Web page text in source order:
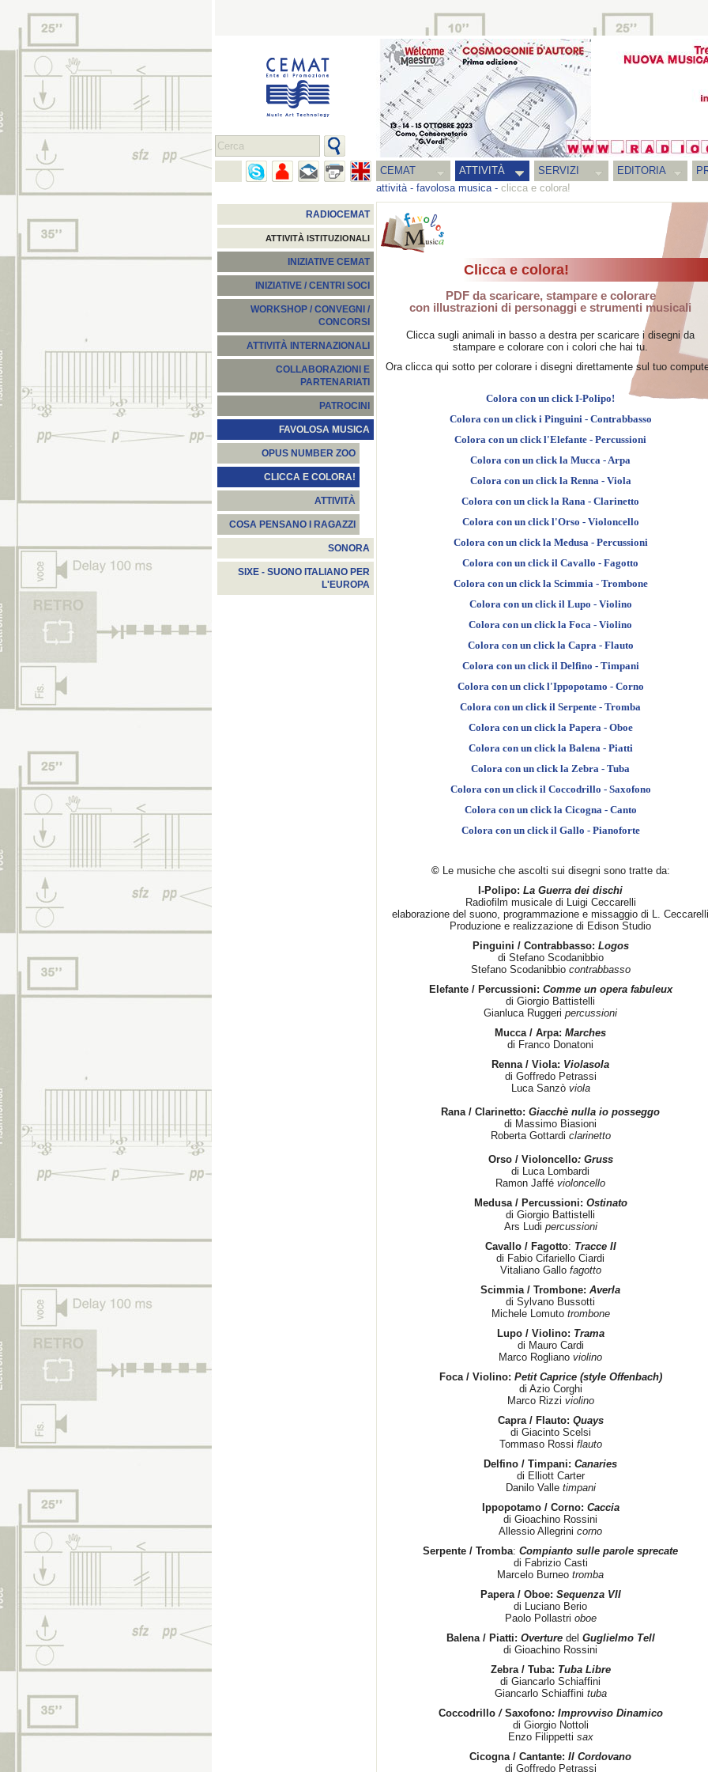
CEMAT ATTIVITÀ SERVIZI EDITORIA
attività- favolosa musica- clicca e colora!
RADIOCEMAT
ATTIVITÀ ISTITUZIONALI
INIZIATIVE CEMAT
INIZIATIVE / CENTRI SOCI
WORKSHOP / CONVEGNI /
CONCORSI
ATTIVITÀ INTERNAZIONALI
COLLABORAZIONI E
PARTENARIATI
PATROCINI
FAVOLOSA MUSICA
OPUS NUMBER ZOO
CLICCA E COLORA!
ATTIVITÀ
COSA PENSANO I RAGAZZI
SONORA
SIXE - SUONO ITALIANO PER
L'EUROPA
Clicca e colora!
PDF da scaricare, stampare e colorare
con illustrazioni di personaggi e strumenti musicali
Clicca sugli animali in basso a destra per scaricare i disegni da
stampare e colorare con i colori che hai tu.
Ora clicca qui sotto per colorare i disegni direttamente sul tuo
Colora con un click I-Polipo!
Colora con un click i Pinguini - Contrabbasso
Colora con un click l'Elefante - Percussioni
Colora con un click la Mucca - Arpa
Colora con un click la Renna - Viola
Colora con un click la Rana - Clarinetto
Colora con un click l'Orso - Violoncello
Colora con un click la Medusa - Percussioni
Colora con un click il Cavallo - Fagotto
Colora con un click la Scimmia - Trombone
Colora con un click il Lupo - Violino
Colora con un click la Foca - Violino
Colora con un click la Capra - Flauto
Colora con un click il Delfino - Timpani
Colora con un click l'Ippopotamo - Corno
Colora con un click il Serpente - Tromba
Colora con un click la Papera - Oboe
Colora con un click la Balena - Piatti
Colora con un click la Zebra - Tuba
Colora con un click il Coccodrillo - Saxofono
Colora con un click la Cicogna - Canto
Colora con un click il Gallo - Pianoforte
©Le musiche che ascolti sui disegni sono tratte da:
I-Polipo: La Guerra dei dischi
Radiofilm musicale di Luigi Ceccarelli
elaborazione del suono, programmazione e missaggio di L. Ceccarelli
Produzione e realizzazione di Edison Studio
Pinguini / Contrabbasso: Logos
di Stefano Scodanibbio
Stefano Scodanibbio contrabbasso
Elefante / Percussioni: Comme un opera fabuleux
di Giorgio Battistelli
Gianluca Ruggeri percussioni
Mucca / Arpa: Marches
di Franco Donatoni
Renna / Viola: Violasola
di Goffredo Petrassi
Luca Sanzò viola
Rana / Clarinetto: Giacchè nulla io posseggo
di Massimo Biasioni
Roberta Gottardi clarinetto
Orso / Violoncello: Gruss
di Luca Lombardi
Ramon Jaffé violoncello
Medusa / Percussioni: Ostinato
di Giorgio Battistelli
Ars Ludi percussioni
Cavallo / Fagotto: Tracce II
di Fabio Cifariello Ciardi
Vitaliano Gallo fagotto
Scimmia / Trombone: Averla
di Sylvano Bussotti
Michele Lomuto trombone
Lupo / Violino: Trama
di Mauro Cardi
Marco Rogliano violino
Foca / Violino: Petit Caprice (style Offenbach)
di Azio Corghi
Marco Rizzi violino
Capra / Flauto: Quays
di Giacinto Scelsi
Tommaso Rossi flauto
Delfino / Timpani: Canaries
di Elliott Carter
Danilo Valle timpani
Ippopotamo / Corno: Caccia
di Gioachino Rossini
Allessio Allegrini corno
Serpente / Tromba: Compianto sulle parole sprecate
di Fabrizio Casti
Marcelo Burneo tromba
Papera / Oboe: Sequenza VII
di Luciano Berio
Paolo Pollastri oboe
Balena / Piatti: Overturedel Guglielmo Tell
di Gioachino Rossini
Zebra / Tuba: Tuba Libre
di Giancarlo Schiaffini
Giancarlo Schiaffini tuba
Coccodrillo/ Saxofono: Improvviso Dinamico
di Giorgio Nottoli
Enzo Filippetti sax
Cicogna / Cantante: Il Cordovano
di Goffredo Petrassi